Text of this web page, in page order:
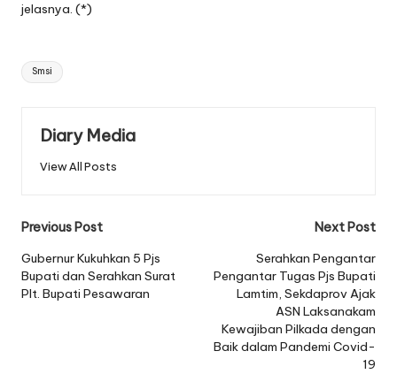
jelasnya. (*)
Tags:
Smsi
Diary Media
View All Posts
Post
navigation
Previous Post
Gubernur Kukuhkan 5 Pjs
Bupati dan Serahkan Surat
Plt. Bupati Pesawaran
Next Post
Serahkan Pengantar
Pengantar Tugas Pjs Bupati
Lamtim, Sekdaprov Ajak
ASN Laksanakam
Kewajiban Pilkada dengan
Baik dalam Pandemi Covid-
19